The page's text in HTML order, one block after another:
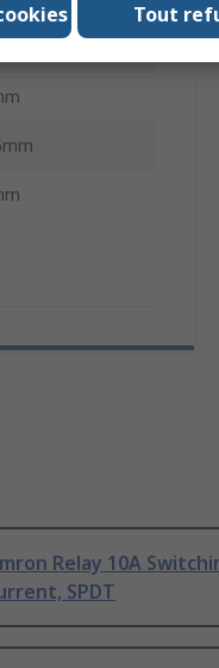
Relay 10A
SPDT
Tout